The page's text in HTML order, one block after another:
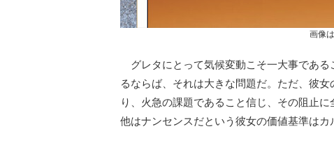
画像
グレタにとって気候変動こそ一大事である
るならば、それは大きな問題だ。ただ、彼
り、火急の課題であること信じ、その阻止
他はナンセンスだという彼女の価値基準はカ